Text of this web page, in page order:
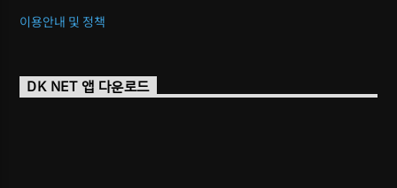
이용안내 및 정책
DK NET 앱 다운로드